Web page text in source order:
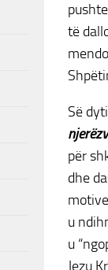
të
Së
për
dhe
u
u
Jezu